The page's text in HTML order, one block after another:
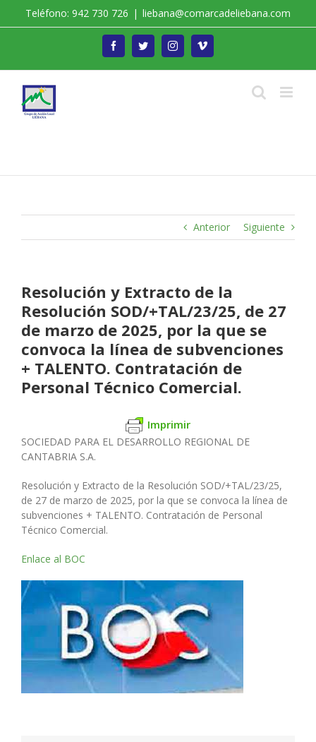
Teléfono: 942 730 726 | liebana@comarcadeliebana.com
FacebookTwitterInstagramVimeo
Anterior Siguiente
Resolución y Extracto de la
Resolución SOD/+TAL/23/25, de 27
de marzo de 2025, por la que se
convoca la línea de subvenciones
+ TALENTO. Contratación de
Personal Técnico Comercial.
Imprimir
SOCIEDAD PARA EL DESARROLLO REGIONAL DE
CANTABRIA S.A.
Resolución y Extracto de la Resolución SOD/+TAL/23/25,
de 27 de marzo de 2025, por la que se convoca la línea de
subvenciones + TALENTO. Contratación de Personal
Técnico Comercial.
Enlace al BOC